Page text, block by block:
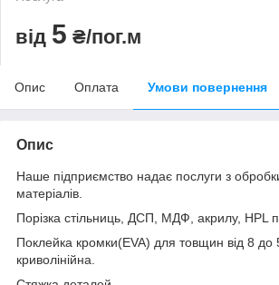
від 5 ₴/пог.м
Опис Оплата Умови повернення
Опис
Наше підприємство надає послуги з
матеріалів.
Порізка стільниць, ДСП, МДФ, акрилу, HPL
Поклейка кромки(EVA) для товщин від 8 до
криволінійна.